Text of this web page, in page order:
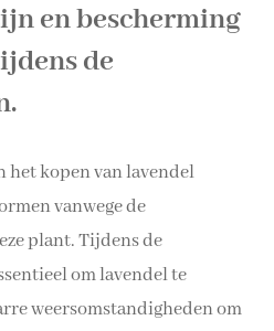
en bescherming
de
het kopen van lavendel
vanwege de
plant. Tijdens de
om lavendel te
weersomstandigheden om